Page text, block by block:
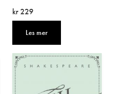
kr 229
Les mer